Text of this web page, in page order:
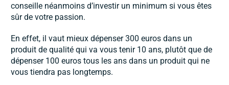
conseille néanmoins d’investir un minimum si vous êtes
sûr de votre passion.
En effet, il vaut mieux dépenser 300 euros dans un
produit de qualité qui va vous tenir 10 ans, plutôt que de
dépenser 100 euros tous les ans dans un produit qui ne
vous tiendra pas longtemps.